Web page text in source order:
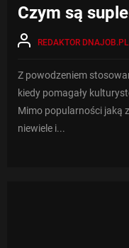
Czym są
REDAKTOR DNAJOB.PL
Z powodzeniem
kiedy pomagały
Mimo popularności jaką
niewiele i...